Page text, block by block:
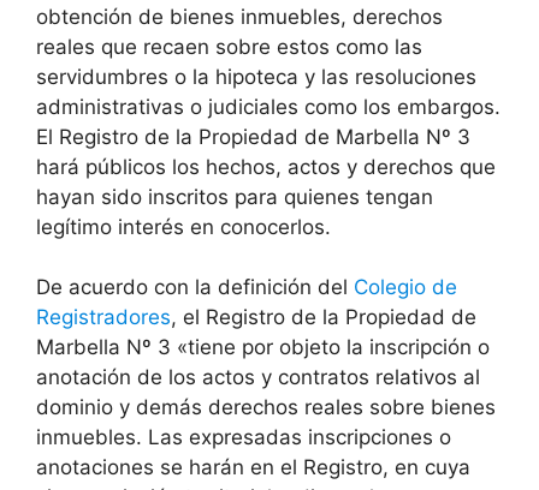
obtención de bienes inmuebles, derechos
reales que recaen sobre estos como las
servidumbres o la hipoteca y las resoluciones
administrativas o judiciales como los embargos.
El Registro de la Propiedad de Marbella Nº 3
hará públicos los hechos, actos y derechos que
hayan sido inscritos para quienes tengan
legítimo interés en conocerlos.
De acuerdo con la definición del Colegio de
Registradores, el Registro de la Propiedad de
Marbella Nº 3 «tiene por objeto la inscripción o
anotación de los actos y contratos relativos al
dominio y demás derechos reales sobre bienes
inmuebles. Las expresadas inscripciones o
anotaciones se harán en el Registro, en cuya